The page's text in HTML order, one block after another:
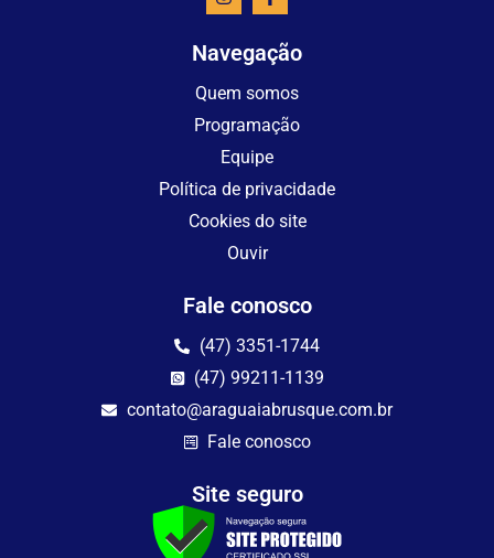
Navegação
Quem somos
Programação
Equipe
Política de privacidade
Cookies do site
Ouvir
Fale conosco
(47) 3351-1744
(47) 99211-1139
contato@araguaiabrusque.com.br
Fale conosco
Site seguro